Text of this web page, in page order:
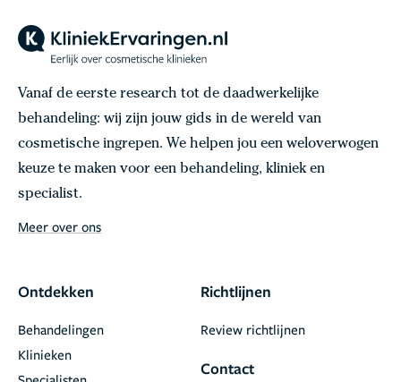
Vanaf de eerste research tot de daadwerkelijke
behandeling: wij zijn jouw gids in de wereld van
cosmetische ingrepen. We helpen jou een weloverwogen
keuze te maken voor een behandeling, kliniek en
specialist.
Meer over ons
Ontdekken
Behandelingen
Klinieken
Richtlijnen
Review richtlijnen
Contact